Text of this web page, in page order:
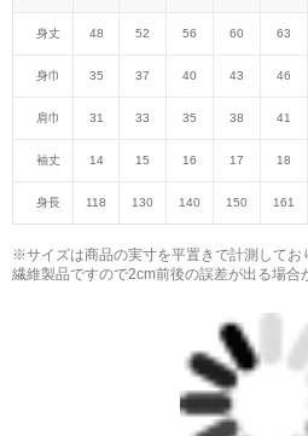
身丈 48 52 56 60 63
身巾 35 37 40 43 46
肩巾 31 33 35 38 41
袖丈 14 15 16 17 18
身長 118 130 140 150 161
※サイズは商品の実寸を平置きで計測してお
繊維製品ですので2cm前後の誤差が出る場合